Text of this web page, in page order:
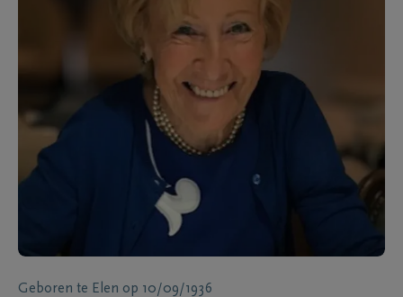
Geboren te Elen op 10/09/1936